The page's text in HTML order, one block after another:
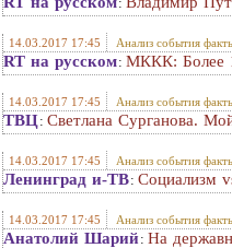
14.03.2017 17:45 Анализ события
RT на русском: МККК: Более
14.03.2017 17:45 Анализ события
ТВЦ: Светлана Сурганова.
14.03.2017 17:45 Анализ события
Ленинград и-ТВ: Социализм
14.03.2017 17:45 Анализ события
Анатолий Шарий: На